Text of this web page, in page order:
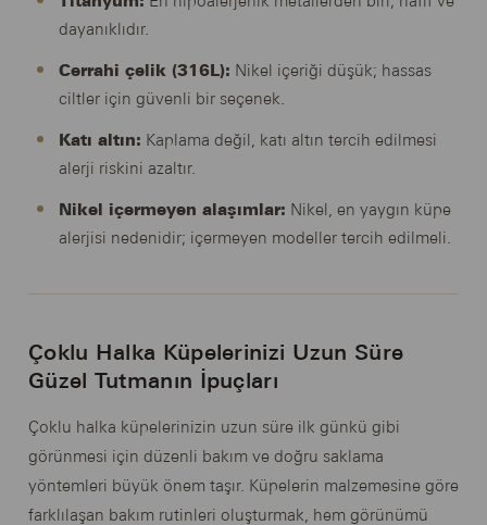
dayanıklıdır.
Cerrahi çelik (316L): Nikel içeriği düşük; hassas
ciltler için güvenli bir seçenek.
Katı altın: Kaplama değil, katı altın tercih edilmesi
alerji riskini azaltır.
Nikel içermeyen alaşımlar: Nikel, en yaygın küpe
alerjisi nedenidir; içermeyen modeller tercih edilmeli.
Çoklu Halka Küpelerinizi Uzun Süre
Güzel Tutmanın İpuçları
Çoklu halka küpelerinizin uzun süre ilk günkü gibi
görünmesi için düzenli bakım ve doğru saklama
yöntemleri büyük önem taşır. Küpelerin malzemesine göre
farklılaşan bakım rutinleri oluşturmak, hem görünümü